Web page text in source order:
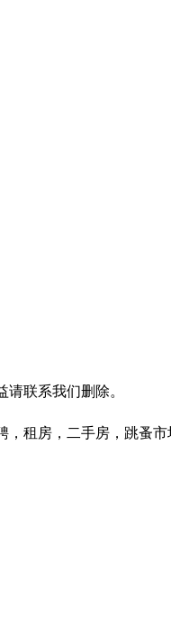
联系我们删除。
租房，二手房，跳蚤市